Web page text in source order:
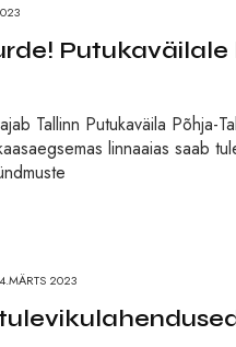
Tallinn Putukaväila
linnaaias saab
2023